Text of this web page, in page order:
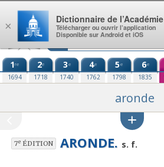
Aller au contenu
1re
1694
2e
1718
3e
1740
4e
1762
5e
1798
6e
1835
aronde
7eÉDITION ARONDE. s. f.
×
Dictionnaire de l’Académie
Télécharger ou ouvrir l’application
Disponible sur Android et iOS